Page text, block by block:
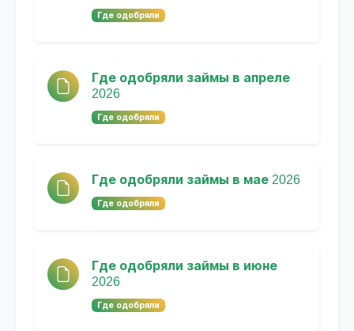
Где одобряли
Где одобряли займы в апреле
2026
Где одобряли
Где одобряли займы в мае 2026
Где одобряли
Где одобряли займы в июне
2026
Где одобряли